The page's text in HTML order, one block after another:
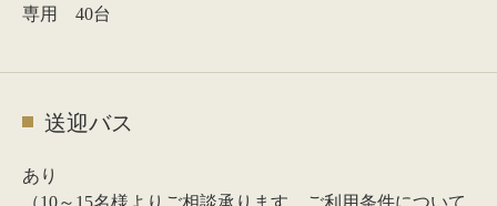
専用 40台
送迎バス
あり